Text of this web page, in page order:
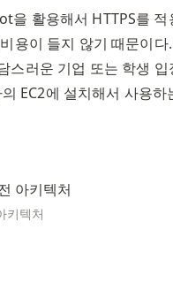
을 활용해서 HTTPS를 적
용이 들지 않기 때문이
스러운 기업 또는 학생
EC2에 설치해서 사용하
키텍처